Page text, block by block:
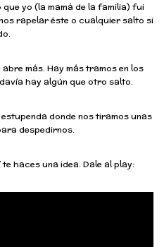
yo (la mamá de la familia) fui
rapelar éste o cualquier salto si
más. Hay más tramos en los
hay algún que otro salto.
donde nos tiramos unas
despedirnos.
haces una idea. Dale al play: